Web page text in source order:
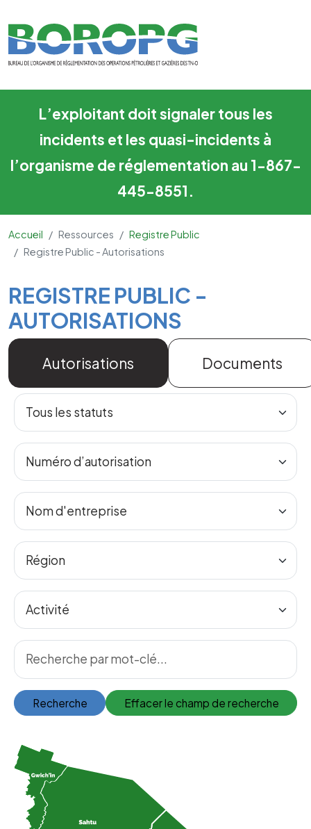
L’exploitant doit signaler tous les
incidents et les quasi-incidents à
l’organisme de réglementation au 1-867-
445-8551.
Accueil Ressources
Registre Public
Registre Public - Autorisations
Main Content
REGISTRE PUBLIC -
AUTORISATIONS
Autorisations Documents
Recherche Effacer le champ de recherche